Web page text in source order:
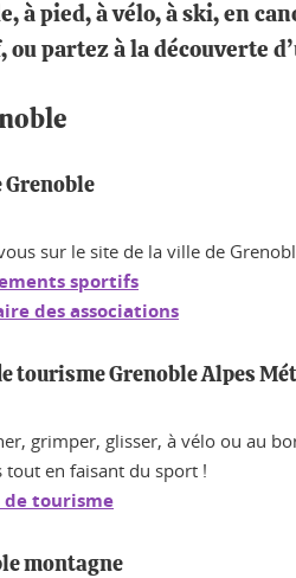
à pied, à vélo, à ski, en
ou partez à la découverte
Grenoble
sur le site de la ville de
sportifs
des associations
tourisme Grenoble Alpes
grimper, glisser, à vélo ou au
tout en faisant du sport !
de tourisme
montagne